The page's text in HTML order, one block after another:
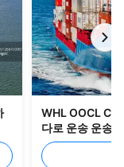
WHL OOCL
다로 운송 운송